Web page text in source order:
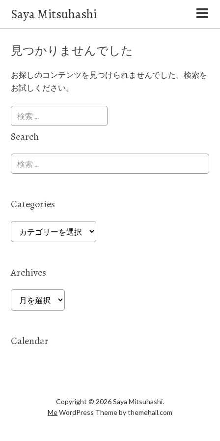
Saya Mitsuhashi
見つかりませんでした
お探しのコンテンツを見つけられませんでした。検索を
お試しください。
Search
Categories
Categories
Archives
Archives
Calendar
Copyright © 2026 Saya Mitsuhashi.
MeWordPress Theme by themehall.com